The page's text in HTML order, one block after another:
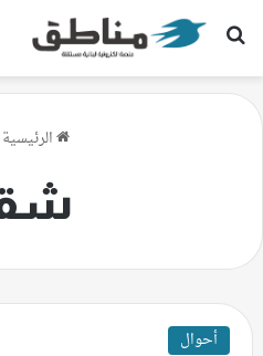
بحث عن
الرئيسية
أحوال